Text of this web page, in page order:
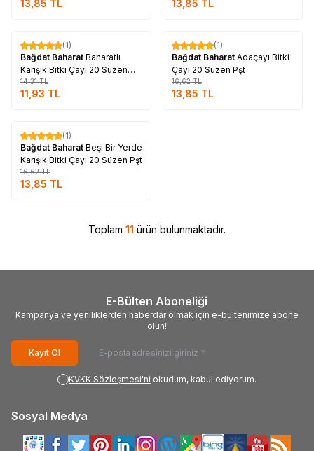
13,85 TL 13,85 TL
%17
(1)
Bağdat Baharat Baharatlı
Karışık Bitki Çayı 20 Süzen
Poşet
14,31TL
11,93 TL
%17
(1)
Bağdat Baharat Adaçayı Bitki
Çayı 20 Süzen Pşt
16,62TL
13,85 TL
%17
(1)
Bağdat Baharat Beşi Bir Yerde
Karışık Bitki Çayı 20 Süzen Pşt
16,62TL
13,85 TL
Toplam 11 ürün bulunmaktadır.
E-Bülten Aboneliği
Kampanya ve yeniliklerden haberdar olmak için e-bültenimize abone
olun!
Kayıt Ol
KVKK Sözleşmesi'ni okudum, kabul ediyorum.
Sosyal Medya